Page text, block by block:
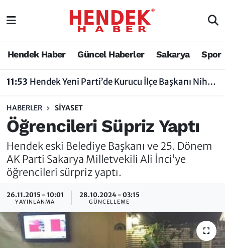
Hendek Haber Güncel Haberler Sakarya Spor
11:53 Hendek Yeni Parti’de Kurucu İlçe Başkanı Nihat Bayraktar Oldu
HABERLER SIYASET
Öğrencileri Süpriz Yaptı
Hendek eski Belediye Başkanı ve 25. Dönem
AK Parti Sakarya Milletvekili Ali İnci’ye
öğrencileri sürpriz yaptı.
26.11.2015 - 10:01
YAYINLANMA
28.10.2024 - 03:15
GÜNCELLEME
Hendek Haber
Nöbetçi Eczaneler
Vefat Edenler
Hendek Haber
Hakkında
Hendek Haber Reklam Servisi
Künye
İletişim
Sakarya Nöbetçi Eczaneler
Sakarya Trafik Yoğunluk Haritası
Tüm Manşetler
Son Dakika Haberleri
Haber Arşivi